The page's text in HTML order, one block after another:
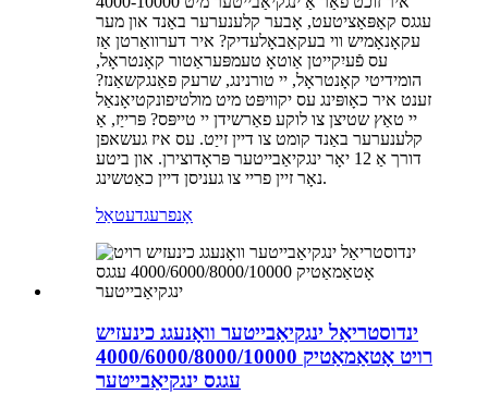
עגגס קאַפּאַציטעט, אָבער קלענערער באַנד און מער
עקאָנאָמיש ווי בעקאַבאָלעדיק? איר דערוואַרטן אַז
עס פֿעיִקייטן אַוטאָ טעמפּעראַטור קאָנטראָל,
הומידיטי קאָנטראָל, יי טורנינג, שרעק פאַנגקשאַנז?
זענט איר כאָופּינג עס יקוויפּט מיט מולטיפונקטיאָנאַל
יי טאַץ שטיצן צו לוקע פאַרשידן יי טייפּס? פּרייַז, אַ
קלענערער באַנד קומט צו דיין זייַט. עס איז געשאפן
דורך אַ 12 יאָר ינגקיאַבייטער פּראָדוצירן. און ביטע
נאָר זיין פריי צו געניסן דיין כאַטשינג.
אָנפרעגדעטאַל
ינדוסטריאַל ינגקיאַבייטער וואָנעגג כינעזיש
רויט אָטאַמאַטיק 4000/6000/8000/10000
עגגס ינגקיאַבייטער